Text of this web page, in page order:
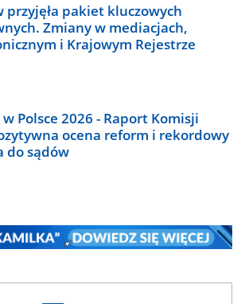
przyjęła pakiet kluczowych
Zmiany w mediacjach,
i Krajowym Rejestrze
Polsce 2026 - Raport Komisji
ocena reform i rekordowy
do sądów